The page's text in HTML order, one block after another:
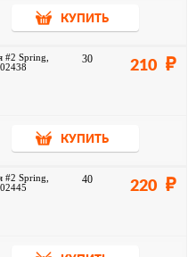
КУПИТЬ
#2 Spring,
30 210
КУПИТЬ
#2 Spring,
40 220